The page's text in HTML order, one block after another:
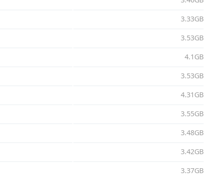
3.33GB
3.53GB
4.1GB
3.53GB
4.31GB
3.55GB
3.48GB
3.42GB
3.37GB